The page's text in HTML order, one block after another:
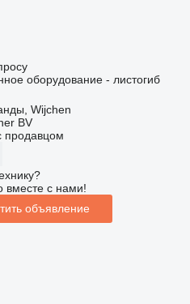
оборудование - листогиб
Wijchen
BV
продавцом
вместе с нами!
объявление